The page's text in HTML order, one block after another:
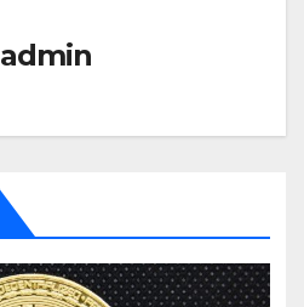
admin